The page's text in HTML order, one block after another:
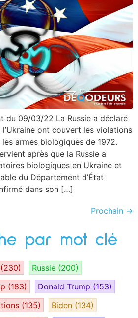
du 09/03/22 La Russie a déclaré
ont couvert les violations
armes biologiques de 1972.
après que la Russie a
biologiques en Ukraine et
du Département d’État
dans son […]
Prochain →
par mot clé
(230) Russie (200)
(183) Donald Trump (153)
(135) Biden (134)